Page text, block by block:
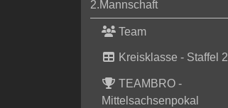
2.Mannschaft
Team
Kreisklasse - Staffel 2
TEAMBRO -
Mittelsachsenpokal